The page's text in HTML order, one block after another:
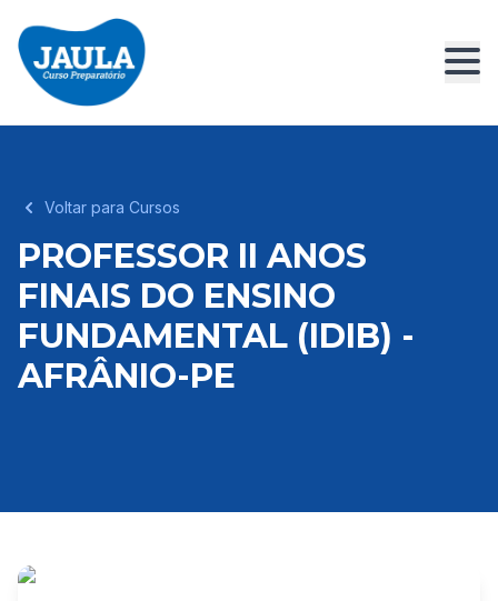
Voltar para Cursos
PROFESSOR II ANOS
FINAIS DO ENSINO
FUNDAMENTAL (IDIB) -
AFRÂNIO-PE